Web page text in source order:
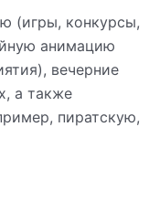
(игры, конкурсы,
анимацию
вечерние
а также
пиратскую,